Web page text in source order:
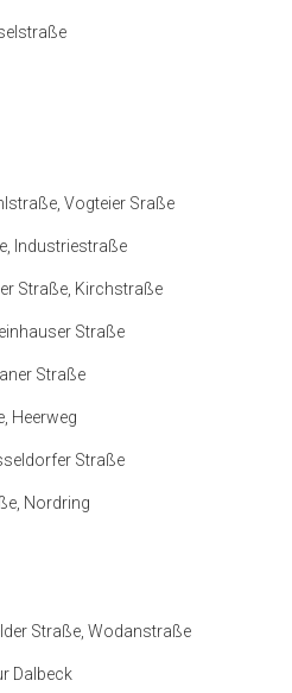
Vogteier Sraße
Industriestraße
Straße, Kirchstraße
Straße
Straße
Heerweg
Straße
Nordring
Straße, Wodanstraße
Dalbeck